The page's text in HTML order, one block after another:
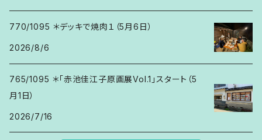
770/1095 ＊デッキで焼肉１（5月6日）
2026/8/6
765/1095 ＊「赤池佳江子原画展Vol.1」スタート（5
月1日）
2026/7/16